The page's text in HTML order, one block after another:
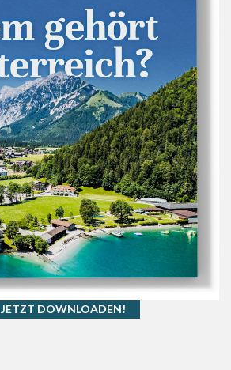
JETZT DOWNLOADEN!